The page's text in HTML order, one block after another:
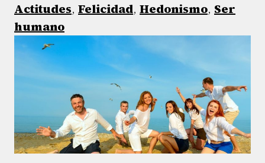
Actitudes, Felicidad, Hedonismo, Ser
humano